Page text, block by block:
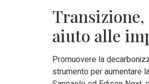
Transizione,
aiuto alle
Promuovere la
strumento per aumentare